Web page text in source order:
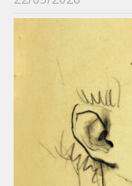
Dedalus
Red
Tutoriais
Coleção de
Sobre